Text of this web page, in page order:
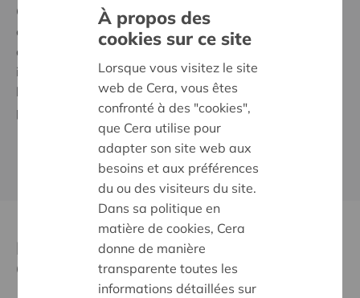
Cera est la coopérative la plus impliquée et la plus
chaleureuse de Belgique. Ensemble, nous
accomplissons plus, nous partageons plus et nous
investissons mieux : dans des initiatives qui font du
bien et qui relient les gens, dans des projets qui
profitent à chacun d'entre nous.
TOUT SAVOIR SUR CERA
Marchez à votre rythme et soutenez
CAP48
À propos des
cookies sur ce site
Lorsque vous visitez le site
web de Cera, vous êtes
confronté à des "cookies",
que Cera utilise pour
adapter son site web aux
besoins et aux préférences
du ou des visiteurs du site.
Dans sa politique en
matière de cookies, Cera
donne de manière
transparente toutes les
informations détaillées sur